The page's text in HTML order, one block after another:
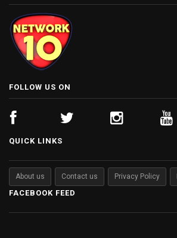
FOLLOW US ON
QUICK LINKS
About us Contact us Privacy Policy
FACEBOOK FEED